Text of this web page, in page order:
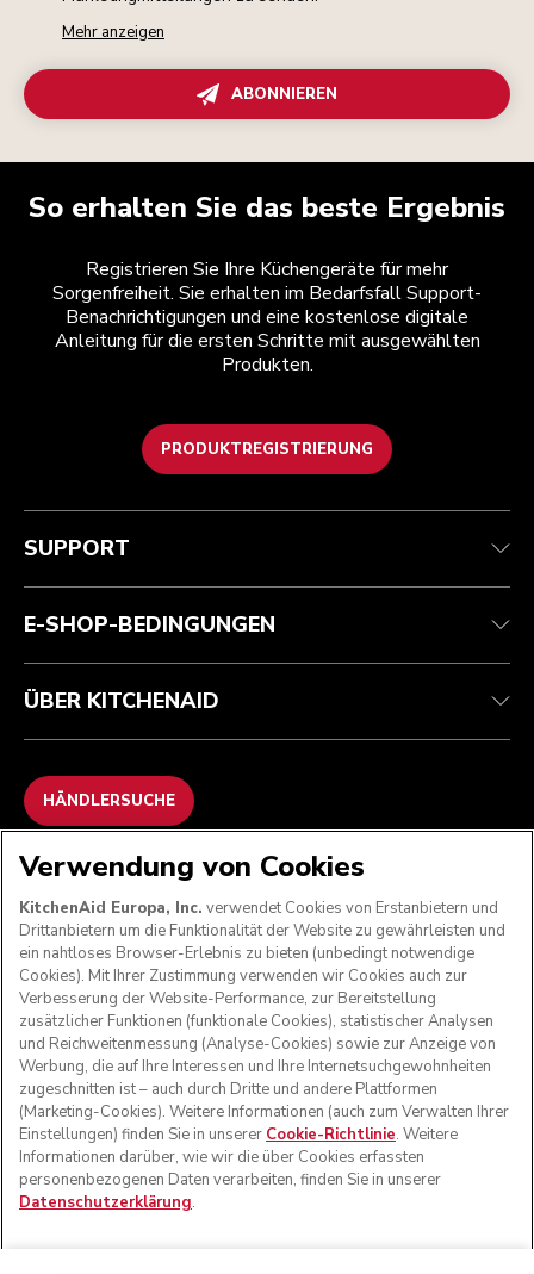
Mehr anzeigen
ABONNIEREN
So erhalten Sie das beste Ergebnis
Registrieren Sie Ihre Küchengeräte für mehr
Sorgenfreiheit. Sie erhalten im Bedarfsfall Support-
Benachrichtigungen und eine kostenlose digitale
Anleitung für die ersten Schritte mit ausgewählten
Produkten.
PRODUKTREGISTRIERUNG
Kundenservice
Garantie und Dokumente
Kontaktieren Sie uns.
Teilnahmebedingungen
Rückgaben und Erstattungen
Impressum
ODR
Die Marke
Händlersuche
SUPPORT
E-SHOP-BEDINGUNGEN
ÜBER KITCHENAID
HÄNDLERSUCHE
WIR AKZEPTIEREN
FOLGEN SIE UNS
Verwendung von Cookies
KitchenAid Europa, Inc. verwendet Cookies von Erstanbietern und
Drittanbietern um die Funktionalität der Website zu gewährleisten und
ein nahtloses Browser-Erlebnis zu bieten (unbedingt notwendige
Cookies). Mit Ihrer Zustimmung verwenden wir Cookies auch zur
Verbesserung der Website-Performance, zur Bereitstellung
zusätzlicher Funktionen (funktionale Cookies), statistischer Analysen
und Reichweitenmessung (Analyse-Cookies) sowie zur Anzeige von
Werbung, die auf Ihre Interessen und Ihre Internetsuchgewohnheiten
zugeschnitten ist – auch durch Dritte und andere Plattformen
(Marketing-Cookies). Weitere Informationen (auch zum Verwalten Ihrer
Einstellungen) finden Sie in unserer Cookie-Richtlinie. Weitere
Informationen darüber, wie wir die über Cookies erfassten
personenbezogenen Daten verarbeiten, finden Sie in unserer
Datenschutzerklärung.